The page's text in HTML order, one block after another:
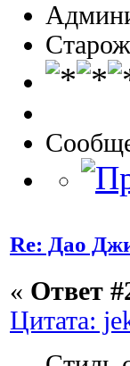
Re: Дао
« Ответ
Цитата: